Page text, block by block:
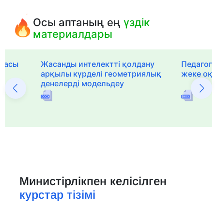
Осы аптаның еңүздік
материалдары
Жасанды интелектті қолдану
арқылы күрделі геометриялық
денелерді модельдеу
жеке
Министірлікпен келісілген
курстар тізімі